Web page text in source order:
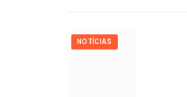
NOTÍCIAS